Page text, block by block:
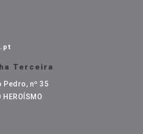
Terceira
Pedro, nº 35